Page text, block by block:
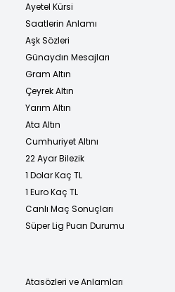
Ayetel Kürsi
Saatlerin Anlamı
Aşk Sözleri
Günaydın Mesajları
Gram Altın
Çeyrek Altın
Yarım Altın
Ata Altın
Cumhuriyet Altını
22 Ayar Bilezik
1 Dolar Kaç TL
1 Euro Kaç TL
Canlı Maç Sonuçları
Süper Lig Puan Durumu
Atasözleri ve Anlamları